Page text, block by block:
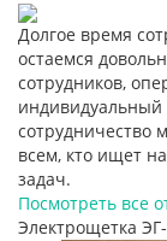
Долгое время
остаемся
сотрудников,
индивидуальный
сотрудничество
всем, кто ищет
задач.
Посмотреть все
Электрощетка